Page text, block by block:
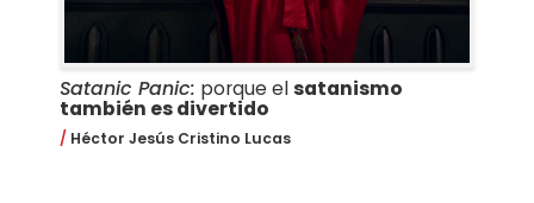
Satanic Panic: porque elsatanismo
también es divertido
Héctor Jesús Cristino Lucas